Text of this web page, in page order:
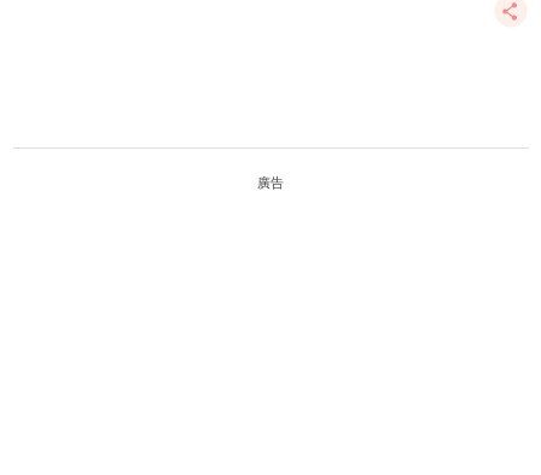
廣告